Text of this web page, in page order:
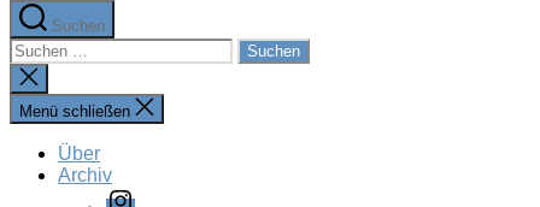
Suchen
Suchen
nach:
Suche
schließen
Menü schließen
Über
Archiv
Instagram